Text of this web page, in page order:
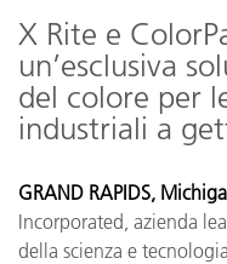
X Rite e
un’esclusiva
del colore per
industriali a
GRAND RAPIDS,
Incorporated, azienda
della scienza e